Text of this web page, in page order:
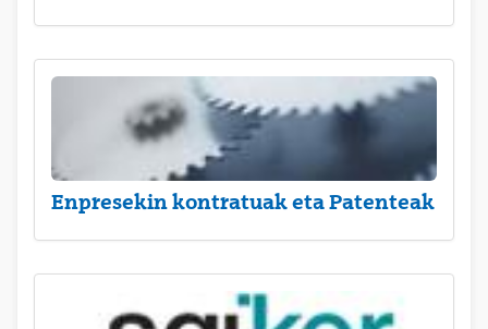
Enpresekin kontratuak eta Patenteak